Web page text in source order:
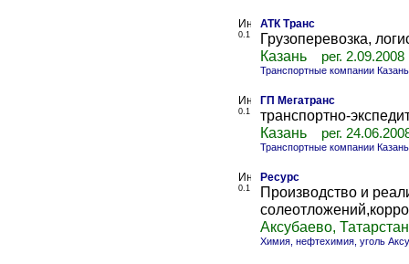
0.1
АТК Транс
Грузоперевозка,
Казань
рег. 2.09.2008
Транспортные компании Казань
0.1
ГП Мегатранс
транспортно-
Казань
рег.
Транспортные компании Казань
0.1
Ресурс
Производство и
Аксубаево, Татарстан
Химия, нефтехимия, уголь